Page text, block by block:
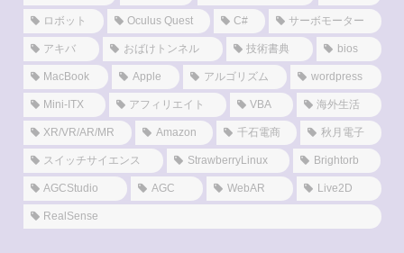
ロボット Oculus Quest C# サーボモーター
アキバ おばけトンネル 技術書典 bios
MacBook Apple アルゴリズム wordpress
Mini-ITX アフィリエイト VBA 海外生活
XR/VR/AR/MR Amazon 千石電商 秋月電子
スイッチサイエンス StrawberryLinux Brightorb
AGCStudio AGC WebAR Live2D
RealSense